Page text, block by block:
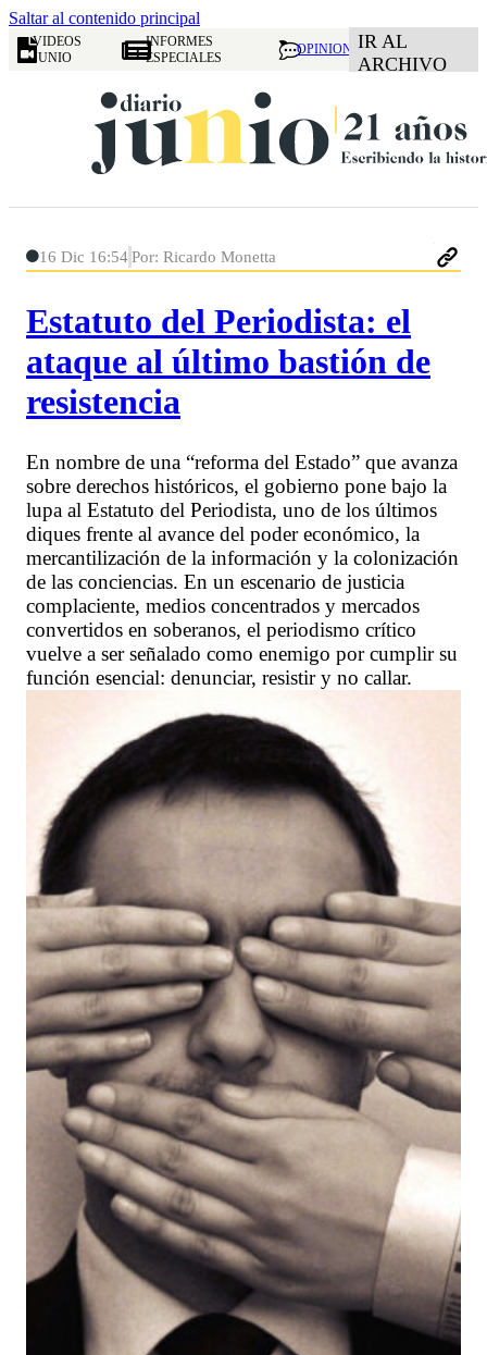
Saltar al contenido principal
VIDEOS
JUNIO
INFORMES
ESPECIALES
OPINION IR AL
ARCHIVO
16 Dic 16:54Por: Ricardo Monetta
Estatuto del Periodista: el
ataque al último bastión de
resistencia
En nombre de una “reforma del Estado” que avanza
sobre derechos históricos, el gobierno pone bajo la
lupa al Estatuto del Periodista, uno de los últimos
diques frente al avance del poder económico, la
mercantilización de la información y la colonización
de las conciencias. En un escenario de justicia
complaciente, medios concentrados y mercados
convertidos en soberanos, el periodismo crítico
vuelve a ser señalado como enemigo por cumplir su
función esencial: denunciar, resistir y no callar.